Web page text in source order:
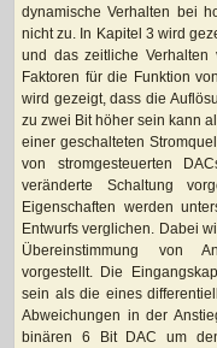
dynamische Verhalten bei
nicht zu. In Kapitel 3 wird
und das zeitliche Verhalten
Faktoren für die Funktion
wird gezeigt, dass die
zu zwei Bit höher sein kann
einer geschalteten
von stromgesteuerten
veränderte Schaltung
Eigenschaften werden
Entwurfs verglichen. Dabei
Übereinstimmung von
vorgestellt. Die
sein als die eines
Abweichungen in der
binären 6 Bit DAC um